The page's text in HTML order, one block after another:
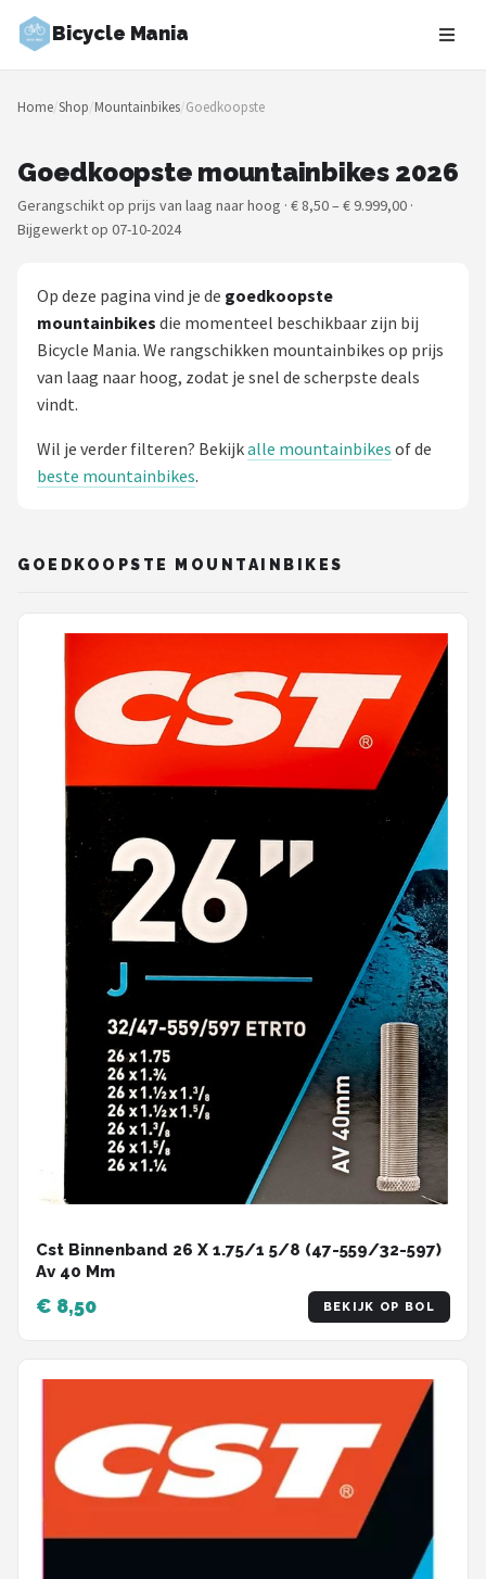
Bicycle Mania
Zoeken
NAVIGATIE
Merken
Fietsroutes
Kinderfietsen
Elektrische fietsen
POPULAIRE MERKEN
Basil
Volare
AXA
New Looxs
BBB Cycling
Schwalbe
Voltano
Shimano
Cortina
Alle merken →
Home/Shop/Mountainbikes/Goedkoopste
Goedkoopste mountainbikes 2026
Gerangschikt op prijs van laag naar hoog · € 8,50 – € 9.999,00 ·
Bijgewerkt op 07-10-2024
Op deze pagina vind je de goedkoopste
mountainbikes die momenteel beschikbaar zijn bij
Bicycle Mania. We rangschikken mountainbikes op prijs
van laag naar hoog, zodat je snel de scherpste deals
vindt.
Wil je verder filteren? Bekijkalle mountainbikes of de
beste mountainbikes.
GOEDKOOPSTE MOUNTAINBIKES
Cst Binnenband 26 X 1.75/1 5/8 (47-559/32-597)
Av 40 Mm
€ 8,50 BEKIJK OP BOL